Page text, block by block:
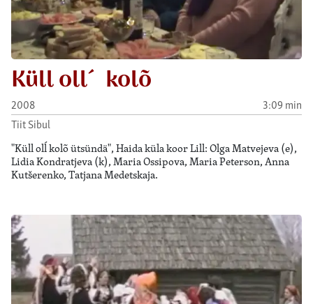
Küll oll´ kolõ
2008
3:09 min
Tiit Sibul
"Küll olĺ kolõ ütsündä", Haida küla koor Lill: Olga Matvejeva (e),
Lidia Kondratjeva (k), Maria Ossipova, Maria Peterson, Anna
Kutšerenko, Tatjana Medetskaja.